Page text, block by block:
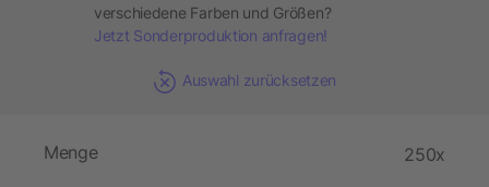
verschiedene Farben und Größen?
Jetzt Sonderproduktion anfragen!
Auswahl zurücksetzen
Menge 250x